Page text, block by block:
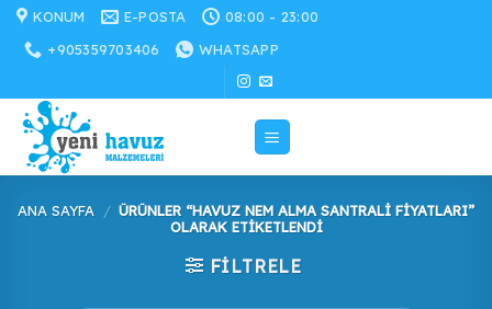
İçeriğe
atla
KONUM E-POSTA
08:00 - 23:00
+905359703406
WHATSAPP
ANA SAYFA / ÜRÜNLER “HAVUZ NEM ALMA SANTRALI FIYATLARI”
OLARAK ETIKETLENDI
FILTRELE